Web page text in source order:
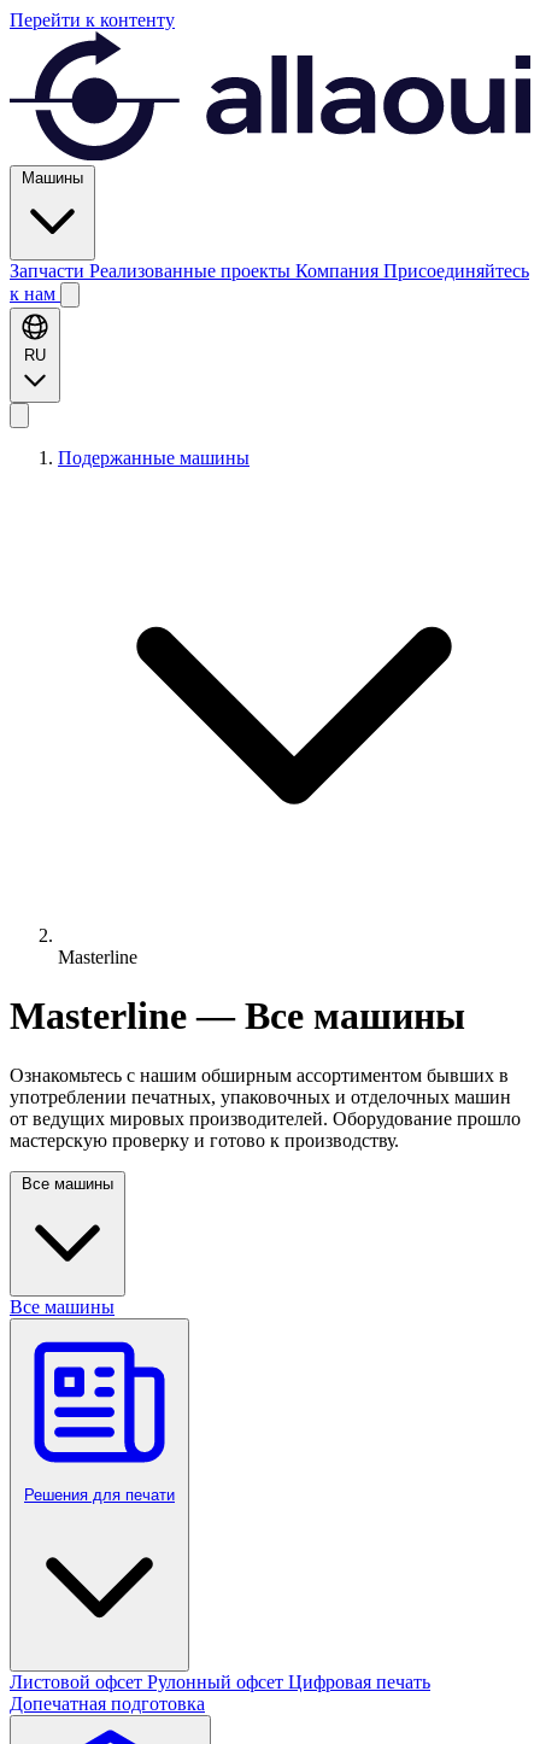
Перейти к контенту
Машины
Запчасти Реализованные проекты Компания Присоединяйтесь
к нам
RU
Подержанные машины
Masterline
Masterline — Все машины
Ознакомьтесь с нашим обширным ассортиментом бывших в
употреблении печатных, упаковочных и отделочных машин
от ведущих мировых производителей. Оборудование прошло
мастерскую проверку и готово к производству.
Все машины
Все машины
Решения для печати
Листовой офсет Рулонный офсет Цифровая печать
Допечатная подготовка